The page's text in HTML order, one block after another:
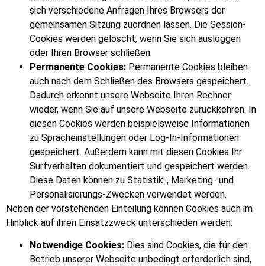
sich verschiedene Anfragen Ihres Browsers der
gemeinsamen Sitzung zuordnen lassen. Die Session-
Cookies werden gelöscht, wenn Sie sich ausloggen
oder Ihren Browser schließen.
Permanente Cookies: Permanente Cookies bleiben
auch nach dem Schließen des Browsers gespeichert.
Dadurch erkennt unsere Webseite Ihren Rechner
wieder, wenn Sie auf unsere Webseite zurückkehren. In
diesen Cookies werden beispielsweise Informationen
zu Spracheinstellungen oder Log-In-Informationen
gespeichert. Außerdem kann mit diesen Cookies Ihr
Surfverhalten dokumentiert und gespeichert werden.
Diese Daten können zu Statistik-, Marketing- und
Personalisierungs-Zwecken verwendet werden.
Neben der vorstehenden Einteilung können Cookies auch im
Hinblick auf ihren Einsatzzweck unterschieden werden:
Notwendige Cookies: Dies sind Cookies, die für den
Betrieb unserer Webseite unbedingt erforderlich sind,